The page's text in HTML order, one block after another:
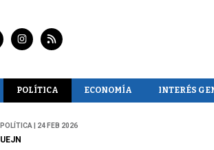
POLÍTICA ECONOMÍA INTERÉS
POLÍTICA | 24 FEB 2026
UEJN